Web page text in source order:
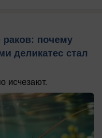
почему
деликатес стал
исчезают.